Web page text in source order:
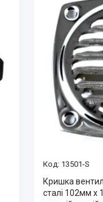
13501-S
Кришка
сталі 102мм x